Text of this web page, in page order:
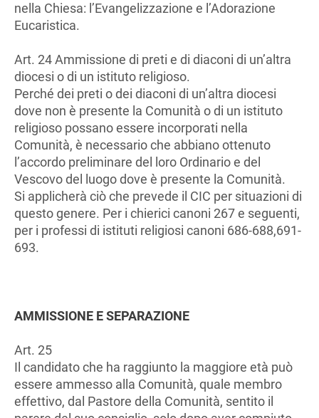
nella Chiesa: l’Evangelizzazione e l’Adorazione
Eucaristica.
Art. 24 Ammissione di preti e di diaconi di un’altra
diocesi o di un istituto religioso.
Perché dei preti o dei diaconi di un’altra diocesi
dove non è presente la Comunità o di un istituto
religioso possano essere incorporati nella
Comunità, è necessario che abbiano ottenuto
l’accordo preliminare del loro Ordinario e del
Vescovo del luogo dove è presente la Comunità.
Si applicherà ciò che prevede il CIC per situazioni di
questo genere. Per i chierici canoni 267 e seguenti,
per i professi di istituti religiosi canoni 686-688,691-
693.
AMMISSIONE E SEPARAZIONE
Art. 25
Il candidato che ha raggiunto la maggiore età può
essere ammesso alla Comunità, quale membro
effettivo, dal Pastore della Comunità, sentito il